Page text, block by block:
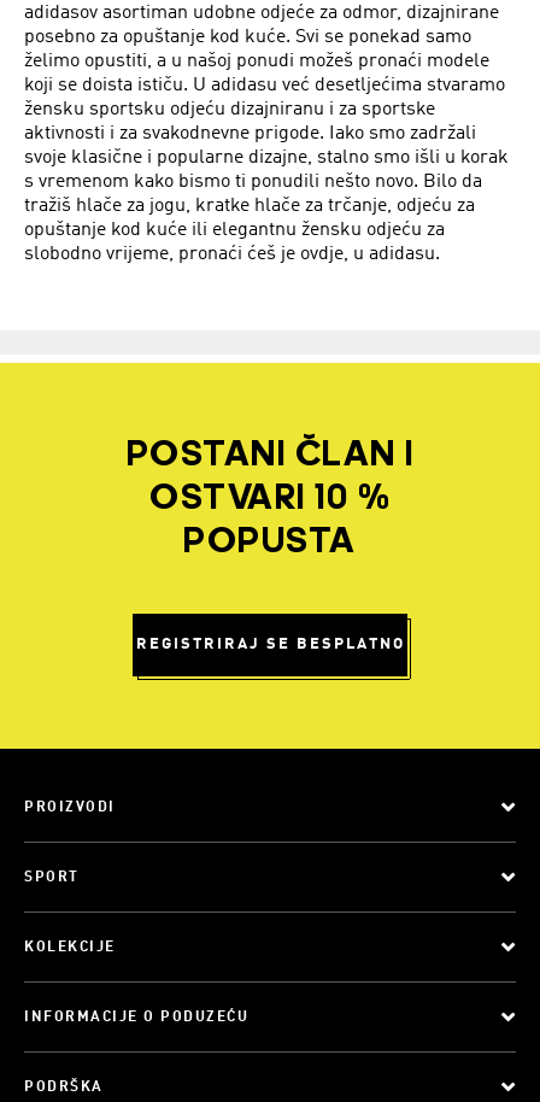
adidasov asortiman udobne odjeće za odmor, dizajnirane
posebno za opuštanje kod kuće. Svi se ponekad samo
želimo opustiti, a u našoj ponudi možeš pronaći modele
koji se doista ističu. U adidasu već desetljećima stvaramo
žensku sportsku odjeću dizajniranu i za sportske
aktivnosti i za svakodnevne prigode. Iako smo zadržali
svoje klasične i popularne dizajne, stalno smo išli u korak
s vremenom kako bismo ti ponudili nešto novo. Bilo da
tražiš hlače za jogu, kratke hlače za trčanje, odjeću za
opuštanje kod kuće ili elegantnu žensku odjeću za
slobodno vrijeme, pronaći ćeš je ovdje, u adidasu.
POSTANI ČLAN I
OSTVARI 10 %
POPUSTA
REGISTRIRAJ SE BESPLATNO
PROIZVODI
SPORT
KOLEKCIJE
INFORMACIJE O PODUZEĆU
PODRŠKA